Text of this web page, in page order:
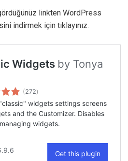
linkten WordPress
indirmek için tıklayınız.